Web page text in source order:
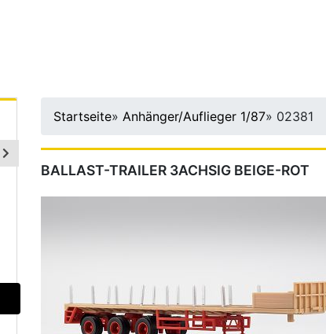
Startseite» Anhänger/Auflieger 1/87» 02381
BALLAST-TRAILER 3ACHSIG BEIGE-ROT